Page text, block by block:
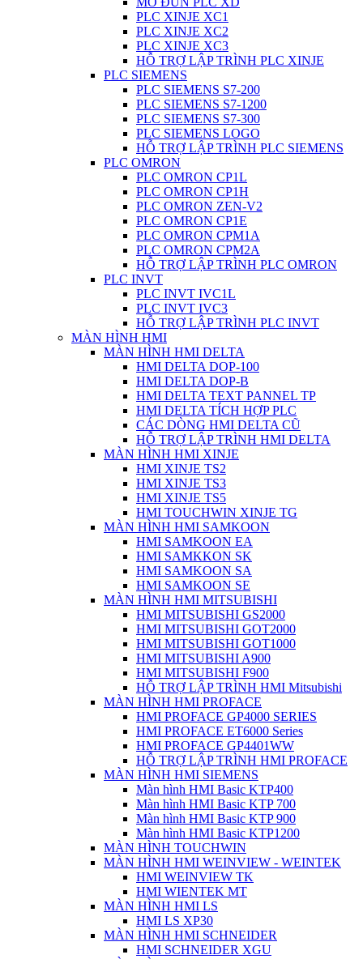
PLC XINJE XC1
PLC XINJE XC2
PLC XINJE XC3
HỖ TRỢ LẬP TRÌNH PLC XINJE
PLC SIEMENS
PLC SIEMENS S7-200
PLC SIEMENS S7-1200
PLC SIEMENS S7-300
PLC SIEMENS LOGO
HỖ TRỢ LẬP TRÌNH PLC SIEMENS
PLC OMRON
PLC OMRON CP1L
PLC OMRON CP1H
PLC OMRON ZEN-V2
PLC OMRON CP1E
PLC OMRON CPM1A
PLC OMRON CPM2A
HỖ TRỢ LẬP TRÌNH PLC OMRON
PLC INVT
PLC INVT IVC1L
PLC INVT IVC3
HỖ TRỢ LẬP TRÌNH PLC INVT
MÀN HÌNH HMI
MÀN HÌNH HMI DELTA
HMI DELTA DOP-100
HMI DELTA DOP-B
HMI DELTA TEXT PANNEL TP
HMI DELTA TÍCH HỢP PLC
CÁC DÒNG HMI DELTA CŨ
HỖ TRỢ LẬP TRÌNH HMI DELTA
MÀN HÌNH HMI XINJE
HMI XINJE TS2
HMI XINJE TS3
HMI XINJE TS5
HMI TOUCHWIN XINJE TG
MÀN HÌNH HMI SAMKOON
HMI SAMKOON EA
HMI SAMKKON SK
HMI SAMKOON SA
HMI SAMKOON SE
MÀN HÌNH HMI MITSUBISHI
HMI MITSUBISHI GS2000
HMI MITSUBISHI GOT2000
HMI MITSUBISHI GOT1000
HMI MITSUBISHI A900
HMI MITSUBISHI F900
HỖ TRỢ LẬP TRÌNH HMI Mitsubishi
MÀN HÌNH HMI PROFACE
HMI PROFACE GP4000 SERIES
HMI PROFACE ET6000 Series
HMI PROFACE GP4401WW
HỖ TRỢ LẬP TRÌNH HMI PROFACE
MÀN HÌNH HMI SIEMENS
Màn hình HMI Basic KTP400
Màn hình HMI Basic KTP 700
Màn hình HMI Basic KTP 900
Màn hình HMI Basic KTP1200
MÀN HÌNH TOUCHWIN
MÀN HÌNH HMI WEINVIEW - WEINTEK
HMI WEINVIEW TK
HMI WIENTEK MT
MÀN HÌNH HMI LS
HMI LS XP30
MÀN HÌNH HMI SCHNEIDER
HMI SCHNEIDER XGU